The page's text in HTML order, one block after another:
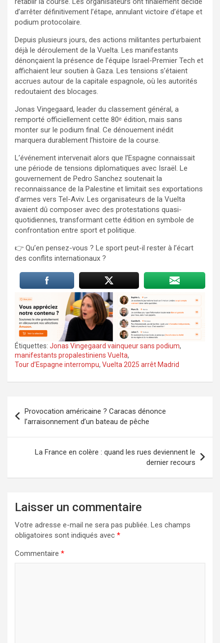
d’arrêter définitivement l’étape, annulant victoire d’étape et
podium protocolaire.
Depuis plusieurs jours, des actions militantes perturbaient
déjà le déroulement de la Vuelta. Les manifestants
dénonçaient la présence de l’équipe Israel-Premier Tech et
affichaient leur soutien à Gaza. Les tensions s’étaient
accrues autour de la capitale espagnole, où les autorités
redoutaient des blocages.
Jonas Vingegaard, leader du classement général, a
remporté officiellement cette 80ᵉ édition, mais sans
monter sur le podium final. Ce dénouement inédit
marquera durablement l’histoire de la course.
L’événement intervenait alors que l’Espagne connaissait
une période de tensions diplomatiques avec Israël. Le
gouvernement de Pedro Sanchez soutenait la
reconnaissance de la Palestine et limitait ses exportations
d’armes vers Tel-Aviv. Les organisateurs de la Vuelta
avaient dû composer avec des protestations quasi-
quotidiennes, transformant cette édition en symbole de
confrontation entre sport et politique.
👉 Qu’en pensez-vous ? Le sport peut-il rester à l’écart
des conflits internationaux ?
Étiquettes: Jonas Vingegaard vainqueur sans podium,
manifestants propalestiniens Vuelta,
Tour d’Espagne interrompu, Vuelta 2025 arrêt Madrid
de
l’article
Provocation américaine ? Caracas dénonce
l’arraisonnement d’un bateau de pêche
La France en colère : quand les rues deviennent le
dernier recours
Laisser un commentaire
Votre adresse e-mail ne sera pas publiée. Les champs
obligatoires sont indiqués avec *
Commentaire *